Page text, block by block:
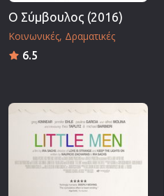
Ο Σύμβουλος (2016)
Κοινωνικές Δραματικές
6.5